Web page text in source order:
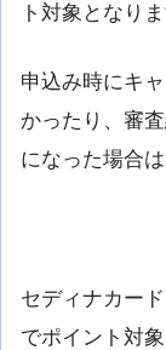
ト対象となりま
申込み時にキ
かったり、審
になった場合
セディナカー
でポイント対象